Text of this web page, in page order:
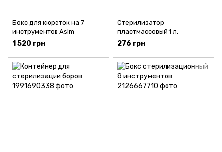
Бокс для кюреток на 7
инструментов Asim
1 520 грн
Стерилизатор
пластмассовый 1 л.
276 грн